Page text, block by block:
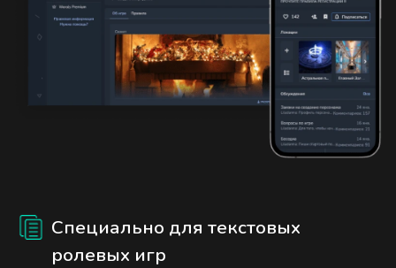
Специально для текстовых
ролевых игр